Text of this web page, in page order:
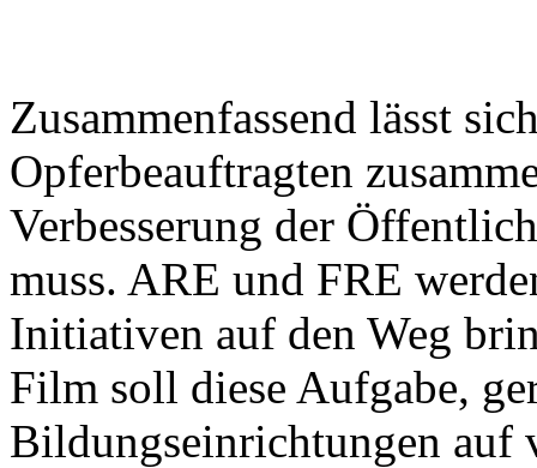
Zusammenfassend lässt
Opferbeauftragten
Verbesserung der
muss. ARE und FRE
Initiativen auf den Weg
Film soll diese Aufgabe,
Bildungseinrichtungen auf